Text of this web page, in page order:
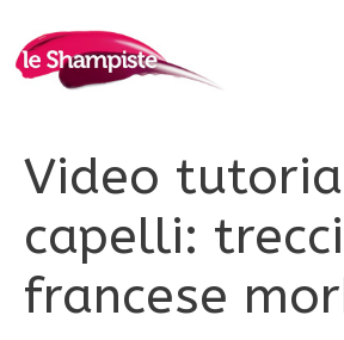
contenuto
Video
capelli:
francese